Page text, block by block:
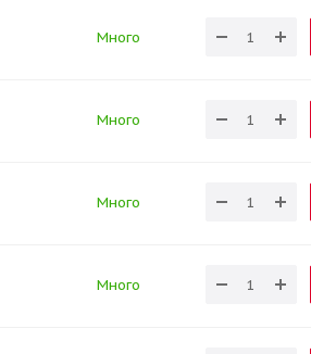
Много
Много
Много
Много